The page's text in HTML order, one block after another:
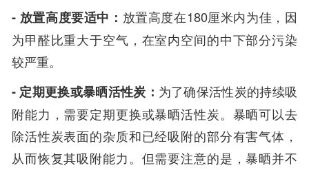
- 放置高度要适中： 放置高度在180厘米内为佳，因
为甲醛比重大于空气，在室内空间的中下部分污染
较严重。
- 定期更换或暴晒活性炭： 为了确保活性炭的持续吸
附能力，需要定期更换或暴晒活性炭。暴晒可以去
除活性炭表面的杂质和已经吸附的部分有害气体，
从而恢复其吸附能力。但需要注意的是，暴晒并不